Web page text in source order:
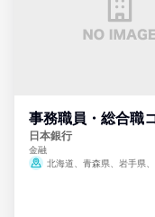
事務職員・総合職
日本銀行
金融
北海道、青森県、岩手県、